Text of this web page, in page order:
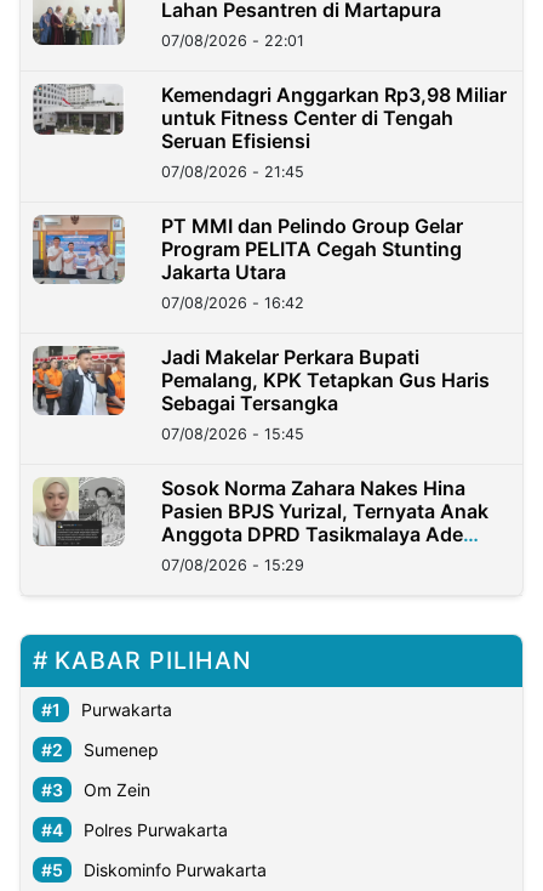
Lahan Pesantren di Martapura
07/08/2026 - 22:01
Kemendagri Anggarkan Rp3,98 Miliar
untuk Fitness Center di Tengah
Seruan Efisiensi
07/08/2026 - 21:45
PT MMI dan Pelindo Group Gelar
Program PELITA Cegah Stunting
Jakarta Utara
07/08/2026 - 16:42
Jadi Makelar Perkara Bupati
Pemalang, KPK Tetapkan Gus Haris
Sebagai Tersangka
07/08/2026 - 15:45
Sosok Norma Zahara Nakes Hina
Pasien BPJS Yurizal, Ternyata Anak
Anggota DPRD Tasikmalaya Ade
Lukman
07/08/2026 - 15:29
KABAR PILIHAN
Purwakarta
Sumenep
Om Zein
Polres Purwakarta
Diskominfo Purwakarta